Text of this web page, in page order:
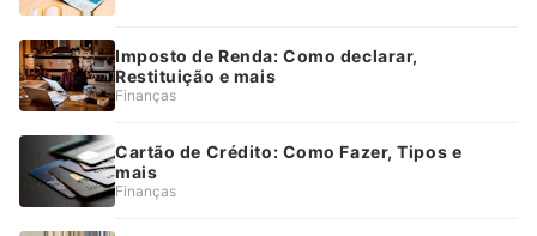
Imposto de Renda: Como declarar,
Restituição e mais
Finanças
Cartão de Crédito: Como Fazer, Tipos e
mais
Finanças